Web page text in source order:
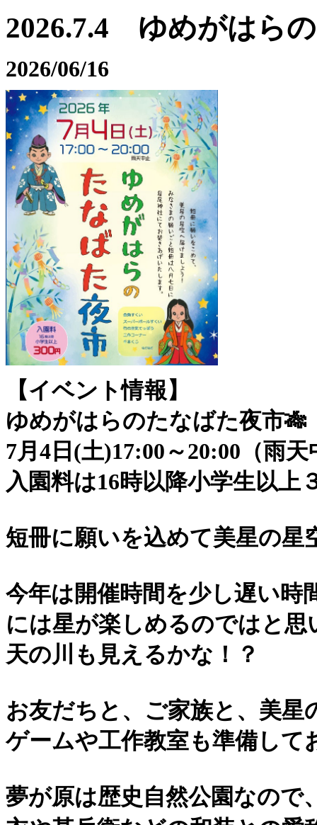
2026.7.4 ゆめがはら
2026/06/16
【イベント情報】
ゆめがはらのたなばた夜市🎋
7月4日(土)17:00～20:00（雨天
入園料は16時以降小学生以上
短冊に願いを込めて美星の星
今年は開催時間を少し遅い
には星が楽しめるのではと思
天の川も見えるかな！？
お友だちと、ご家族と、美星
ゲームや工作教室も準備して
夢が原は歴史自然公園なので